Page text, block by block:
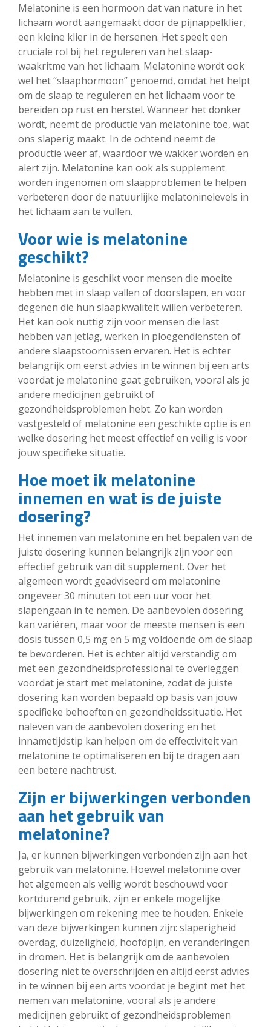
Melatonine is een hormoon dat van nature in het
lichaam wordt aangemaakt door de pijnappelklier,
een kleine klier in de hersenen. Het speelt een
cruciale rol bij het reguleren van het slaap-
waakritme van het lichaam. Melatonine wordt ook
wel het “slaaphormoon” genoemd, omdat het helpt
om de slaap te reguleren en het lichaam voor te
bereiden op rust en herstel. Wanneer het donker
wordt, neemt de productie van melatonine toe, wat
ons slaperig maakt. In de ochtend neemt de
productie weer af, waardoor we wakker worden en
alert zijn. Melatonine kan ook als supplement
worden ingenomen om slaapproblemen te helpen
verbeteren door de natuurlijke melatoninelevels in
het lichaam aan te vullen.
Voor wie is melatonine
geschikt?
Melatonine is geschikt voor mensen die moeite
hebben met in slaap vallen of doorslapen, en voor
degenen die hun slaapkwaliteit willen verbeteren.
Het kan ook nuttig zijn voor mensen die last
hebben van jetlag, werken in ploegendiensten of
andere slaapstoornissen ervaren. Het is echter
belangrijk om eerst advies in te winnen bij een arts
voordat je melatonine gaat gebruiken, vooral als je
andere medicijnen gebruikt of
gezondheidsproblemen hebt. Zo kan worden
vastgesteld of melatonine een geschikte optie is en
welke dosering het meest effectief en veilig is voor
jouw specifieke situatie.
Hoe moet ik melatonine
innemen en wat is de juiste
dosering?
Het innemen van melatonine en het bepalen van de
juiste dosering kunnen belangrijk zijn voor een
effectief gebruik van dit supplement. Over het
algemeen wordt geadviseerd om melatonine
ongeveer 30 minuten tot een uur voor het
slapengaan in te nemen. De aanbevolen dosering
kan variëren, maar voor de meeste mensen is een
dosis tussen 0,5 mg en 5 mg voldoende om de slaap
te bevorderen. Het is echter altijd verstandig om
met een gezondheidsprofessional te overleggen
voordat je start met melatonine, zodat de juiste
dosering kan worden bepaald op basis van jouw
specifieke behoeften en gezondheidssituatie. Het
naleven van de aanbevolen dosering en het
innametijdstip kan helpen om de effectiviteit van
melatonine te optimaliseren en bij te dragen aan
een betere nachtrust.
Zijn er bijwerkingen verbonden
aan het gebruik van
melatonine?
Ja, er kunnen bijwerkingen verbonden zijn aan het
gebruik van melatonine. Hoewel melatonine over
het algemeen als veilig wordt beschouwd voor
kortdurend gebruik, zijn er enkele mogelijke
bijwerkingen om rekening mee te houden. Enkele
van deze bijwerkingen kunnen zijn: slaperigheid
overdag, duizeligheid, hoofdpijn, en veranderingen
in dromen. Het is belangrijk om de aanbevolen
dosering niet te overschrijden en altijd eerst advies
in te winnen bij een arts voordat je begint met het
nemen van melatonine, vooral als je andere
medicijnen gebruikt of gezondheidsproblemen